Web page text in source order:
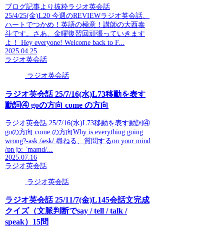
ブログ記事より抜粋ラジオ英会話
25/4/25(金)L20 今週のREVIEWラジオ英会話、
ハートでつかめ！英語の極意！講師の大西泰
斗です。さあ、金曜復習回頑張っていきます
よ！ Hey everyone! Welcome back to F...
2025.04.25
ラジオ英会話
ラジオ英会話
ラジオ英会話 25/7/16(水)L73移動を表す
動詞④ goの方向 come の方向
ラジオ英会話 25/7/16(水)L73移動を表す動詞④
goの方向 come の方向Why is everything going
wrong?-ask /æsk/ 尋ねる、質問するon your mind
/ɒn jɔː ˈmaɪnd/...
2025.07.16
ラジオ英会話
ラジオ英会話
ラジオ英会話 25/11/7(金)L145会話文完成
クイズ（文脈判断でsay / tell / talk /
speak）15問